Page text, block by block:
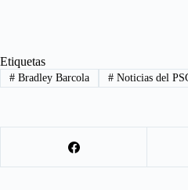
Etiquetas
#Bradley Barcola #Noticias del